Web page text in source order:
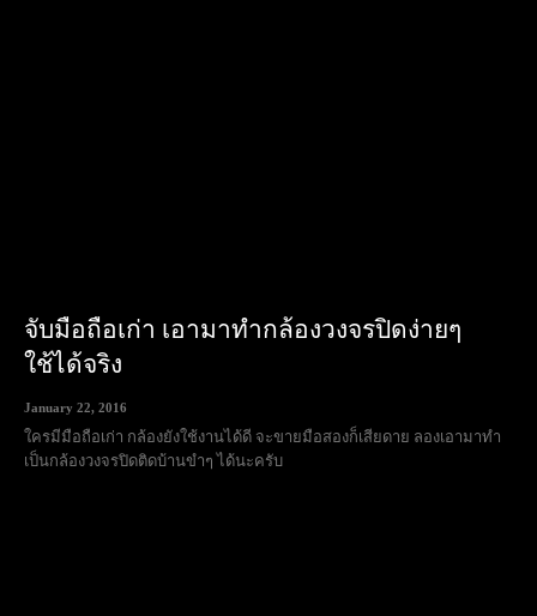
จับมือถือเก่า เอามาทำกล้องวงจรปิดง่ายๆ
ใช้ได้จริง
January 22, 2016
ใครมีมือถือเก่า กล้องยังใช้งานได้ดี จะขายมือสองก็เสียดาย ลองเอามาทำ
เป็นกล้องวงจรปิดติดบ้านขำๆ ได้นะครับ